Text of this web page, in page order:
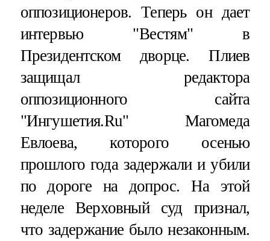
оппозиционеров. Теперь он дает
интервью "Вестям" в
Президентском дворце. Плиев
защищал редактора
оппозиционного сайта
"Ингушетия.Ru" Магомеда
Евлоева, которого осенью
прошлого года задержали и убили
по дороге на допрос. На этой
неделе Верховный суд признал,
что задержание было незаконным.